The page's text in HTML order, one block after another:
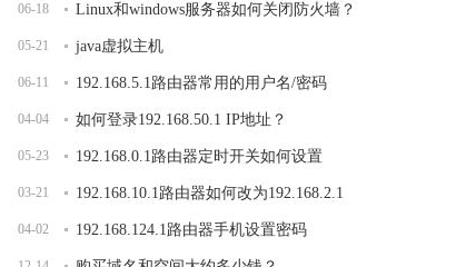
06-18 Linux和windows服务器如何关闭防火墙？
05-21 java虚拟主机
06-11 192.168.5.1路由器常用的用户名/密码
04-04 如何登录192.168.50.1 IP地址？
05-23 192.168.0.1路由器定时开关如何设置
03-21 192.168.10.1路由器如何改为192.168.2.1
04-02 192.168.124.1路由器手机设置密码